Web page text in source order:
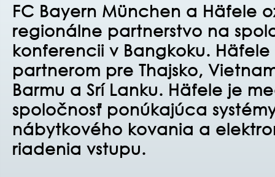
FC Bayern München a Häfele
regionálne partnerstvo na
konferencii v Bangkoku. Häfele
partnerom pre Thajsko,
Barmu a Srí Lanku. Häfele je
spoločnosť ponúkajúca
nábytkového kovania a
riadenia vstupu.